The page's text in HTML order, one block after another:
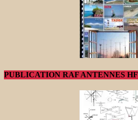
PUBLICATION RAF ANTENNES HF